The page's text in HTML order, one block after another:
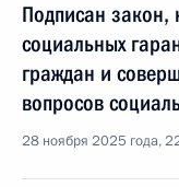
Подписан
социальных
граждан и
вопросов
28 ноября 2025 года,